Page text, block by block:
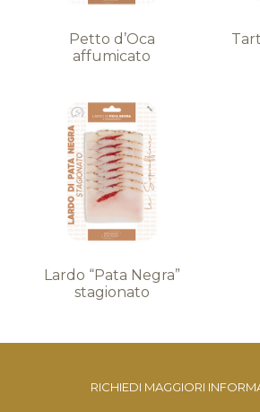
Petto d’Oca
affumicato
Lardo “Pata Negra”
stagionato
RICHIEDI MAGGIORI